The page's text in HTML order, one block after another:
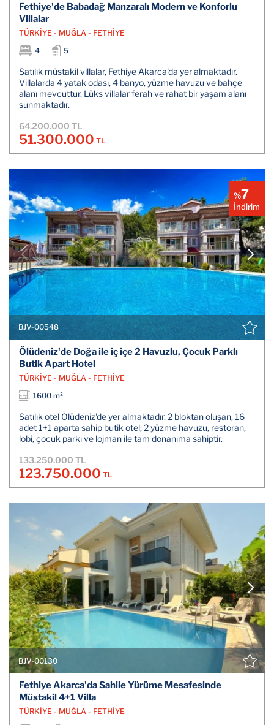
Fethiye'de Babadağ Manzaralı Modern ve Konforlu
Villalar
TÜRKİYE - MUĞLA - FETHİYE
4
5
Satılık müstakil villalar, Fethiye Akarca'da yer almaktadır.
Villalarda 4 yatak odası, 4 banyo, yüzme havuzu ve bahçe
alanı mevcuttur. Lüks villalar ferah ve rahat bir yaşam alanı
sunmaktadır.
64.200.000 TL
51.300.000 TL
%7
İndirim
BJV-00548
Ölüdeniz'de Doğa ile iç içe 2 Havuzlu, Çocuk Parklı
Butik Apart Hotel
TÜRKİYE - MUĞLA - FETHİYE
1600 m²
Satılık otel Ölüdeniz'de yer almaktadır. 2 bloktan oluşan, 16
adet 1+1 aparta sahip butik otel; 2 yüzme havuzu, restoran,
lobi, çocuk parkı ve lojman ile tam donanıma sahiptir.
133.250.000 TL
123.750.000 TL
BJV-00130
Fethiye Akarca'da Sahile Yürüme Mesafesinde
Müstakil 4+1 Villa
TÜRKİYE - MUĞLA - FETHİYE